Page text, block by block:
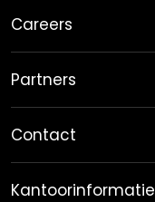
Careers
Partners
Contact
Kantoorinformatie